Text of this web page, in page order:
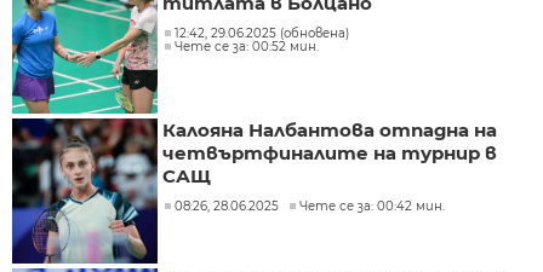
12:42, 29.06.2025 (обновена)
Чете се за: 00:52 мин.
Калояна Налбантова отпадна на
четвъртфиналите на турнир в
САЩ
08:26, 28.06.2025 Чете се за: 00:42 мин.